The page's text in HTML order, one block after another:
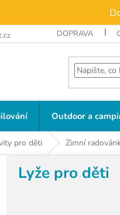
DOPRAVA
Outdoor a
pro děti Zimní
Lyže pro děti